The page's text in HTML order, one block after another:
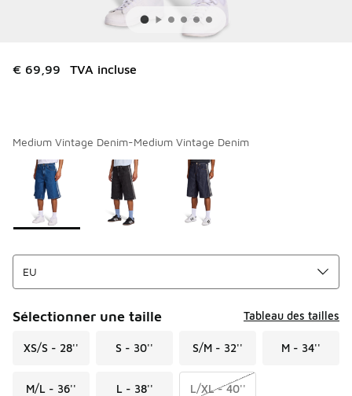
€ 69,99 TVA incluse
Medium Vintage Denim-Medium Vintage Denim
Page 1 sur 1 affichant 1 à 3 des 3 couleurs.
Merci de sélectionner un style *
Sélectionner une taille Tableau des tailles
XS/S - 28'' S - 30'' S/M - 32'' M - 34''
M/L - 36'' L - 38'' L/XL - 40''